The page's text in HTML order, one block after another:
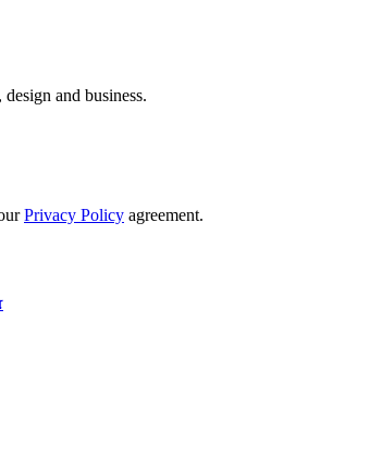
and business.
Privacy Policy agreement.